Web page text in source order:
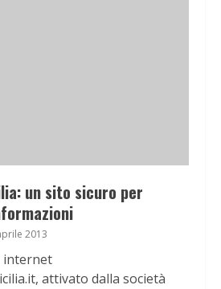
un sito sicuro per
2013
internet
attivato dalla società